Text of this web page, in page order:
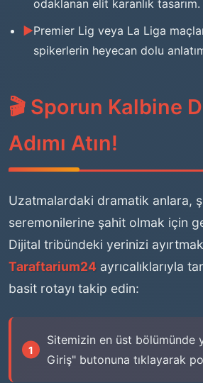
odaklanan elit karanlık tasarım.
Premier Lig veya La Liga
spikerlerin heyecan dolu
🎬 Sporun Kalbine
Adımı Atın!
Uzatmalardaki dramatik anlara,
seremonilerine şahit olmak için
Dijital tribündeki yerinizi
Taraftarium24 ayrıcalıklarıyla
basit rotayı takip edin:
Sitemizin en üst bölümünde
Giriş" butonuna tıklayarak